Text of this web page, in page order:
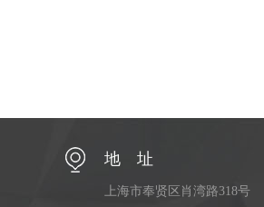
地 址
上海市奉贤区肖湾路318号